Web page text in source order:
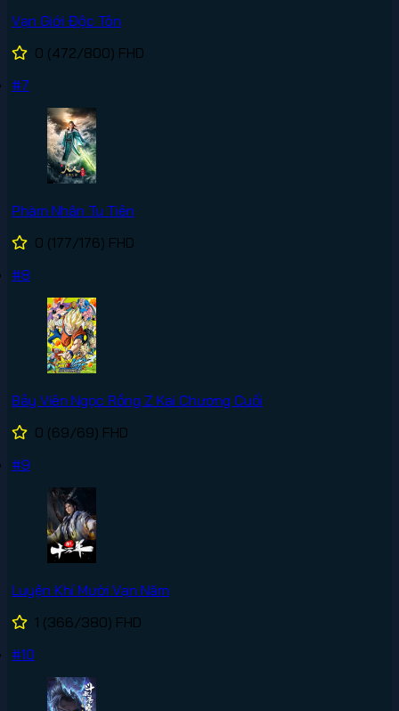
Vạn Giới Độc Tôn
0 (472/800) FHD
#7
Phàm Nhân Tu Tiên
0 (177/176) FHD
#8
Bảy Viên Ngọc Rồng Z Kai Chương Cuối
0 (69/69) FHD
#9
Luyện Khí Mười Vạn Năm
1 (366/380) FHD
#10